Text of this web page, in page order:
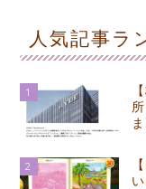
人気記事ラ
1
2